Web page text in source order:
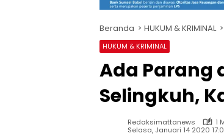
Beranda HUKUM & KRIMINAL
HUKUM & KRIMINAL
Ada Parang
Selingkuh,
Redaksimattanews
1
Selasa, Januari 14 2020